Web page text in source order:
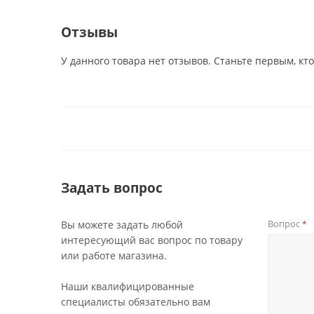
Отзывы
У данного товара нет отзывов. Станьте первым,
Задать вопрос
Вы можете задать любой
интересующий вас вопрос по товару
или работе магазина.
Наши квалифицированные
специалисты обязательно вам
Вопрос*